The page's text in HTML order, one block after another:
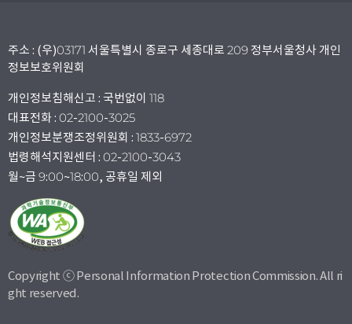
주소 : (우)03171 서울특별시 종로구 세종대로 209 정부서울청사 개인
정보보호위원회
개인정보침해신고 : 국번없이 118
대표전화 : 02-2100-3025
개인정보분쟁조정위원회 : 1833-6972
법령해석지원센터 : 02-2100-3043
월~금 9:00~18:00, 공휴일 제외
Copyright ⓒ Personal Information Protection Commission. All ri
ght reserved.